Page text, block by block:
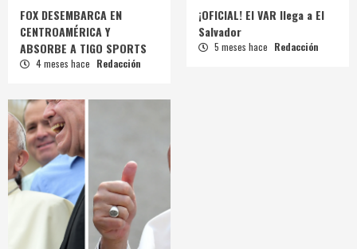
FOX DESEMBARCA EN
CENTROAMÉRICA Y
ABSORBE A TIGO SPORTS
4 meses hace Redacción
¡OFICIAL! El VAR llega a El
Salvador
5 meses hace Redacción